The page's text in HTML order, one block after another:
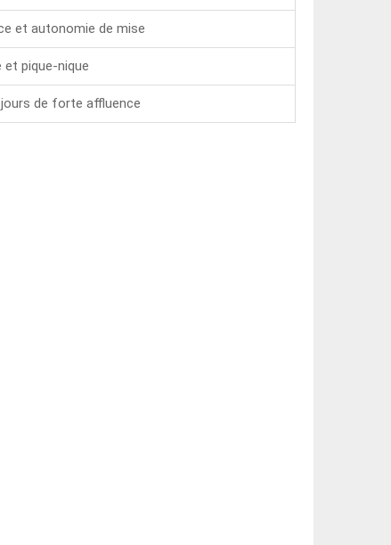
et autonomie de mise
et pique-nique
de forte affluence